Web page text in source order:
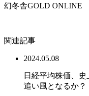
幻冬舎GOLD ONLINE
関連記事
2024.05.08
日経平均株価、
追い風となるか？